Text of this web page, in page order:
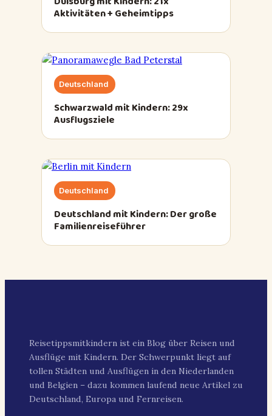
Aktivitäten + Geheimtipps
Deutschland
Schwarzwald mit Kindern: 29x
Ausflugsziele
Deutschland
Deutschland mit Kindern: Der große
Familienreiseführer
Reisetippsmitkindern ist ein Blog über Reisen und
Ausflüge mit Kindern. Der Schwerpunkt liegt auf
tollen Städten und Ausflügen in den Niederlanden
und Belgien – dazu kommen laufend neue Artikel zu
Deutschland, Europa und Fernreisen.